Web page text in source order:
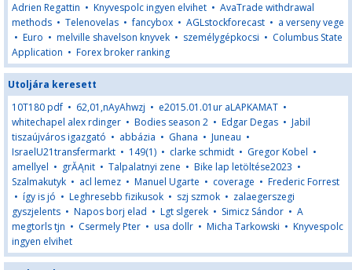
Adrien Regattin • Knyvespolc ingyen elvihet • AvaTrade withdrawal
methods • Telenovelas •fancybox • AGLstockforecast • a verseny vege
• Euro • melville shavelson knyvek • személygépkocsi • Columbus State
Application • Forex broker ranking
Utoljára keresett
10T180 pdf • 62,01,nAyAhwzj • e2015.01.01ur aLAPKAMAT •
whitechapel alex rdinger • Bodies season 2 • Edgar Degas • Jabil
tiszaújváros igazgató • abbázia • Ghana • Juneau •
IsraelU21transfermarkt • 149(1) • clarke schmidt • Gregor Kobel •
amellyel • grĂĄnit • Talpalatnyi zene • Bike lap letöltése2023 •
Szalmakutyk • acl lemez • Manuel Ugarte • coverage • Frederic Forrest
• így is jó • Leghresebb fizikusok • szj szmok • zalaegerszegi
gyszjelents • Napos borj elad • Lgt slgerek • Simicz Sándor • A
megtorls tjn • Csermely Pter • usa dollr • Micha Tarkowski • Knyvespolc
ingyen elvihet